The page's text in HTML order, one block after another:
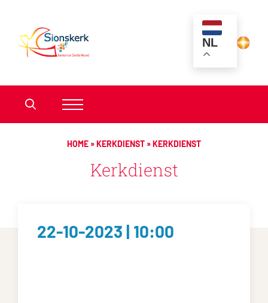
NL
HOME »KERKDIENST »KERKDIENST
Kerkdienst
22-10-2023 | 10:00